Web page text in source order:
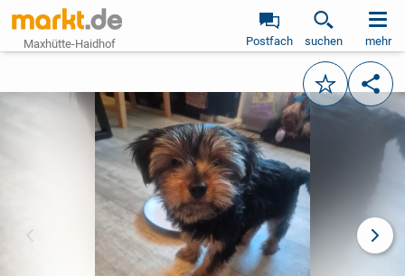
Maxhütte-Haidhof Postfach suchen mehr
Merken
vorheriges Bild